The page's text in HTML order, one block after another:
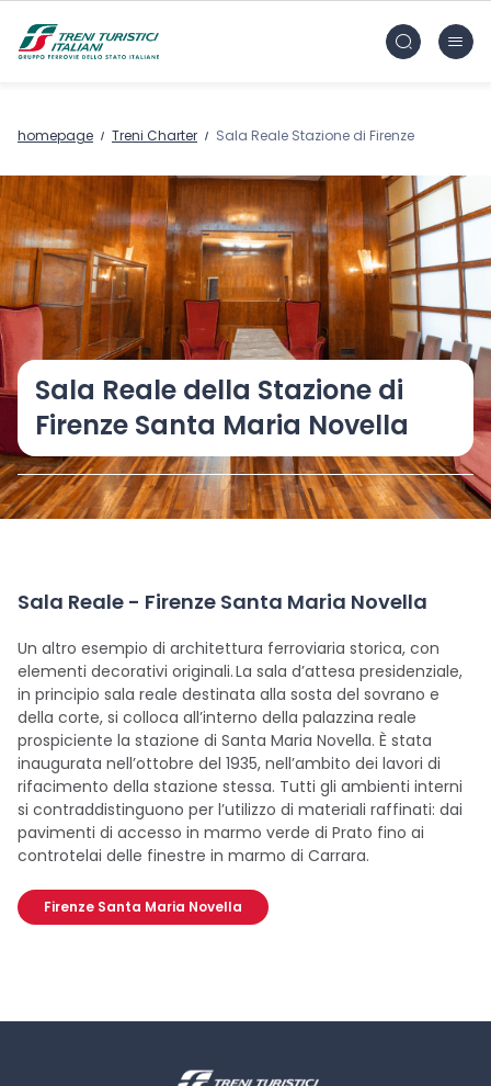
FS Treni Turistici Gruppo Ferrovie dello Stato
homepage Treni Charter Sala Reale Stazione di Firenze
Sala Reale della Stazione di
Firenze Santa Maria Novella
Sala Reale - Firenze Santa Maria Novella
Un altro esempio di architettura ferroviaria storica, con
elementi decorativi originali. La sala d’attesa presidenziale,
in principio sala reale destinata alla sosta del sovrano e
della corte, si colloca all’interno della palazzina reale
prospiciente la stazione di Santa Maria Novella. È stata
inaugurata nell’ottobre del 1935, nell’ambito dei lavori di
rifacimento della stazione stessa. Tutti gli ambienti interni
si contraddistinguono per l’utilizzo di materiali raffinati: dai
pavimenti di accesso in marmo verde di Prato fino ai
controtelai delle finestre in marmo di Carrara.
Firenze Santa Maria Novella